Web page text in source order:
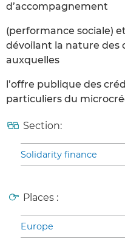
d’accompagnement
(performance sociale)
dévoilant la nature des
auxquelles
l’offre publique des
particuliers du
Section:
Solidarity finance
Places :
Europe